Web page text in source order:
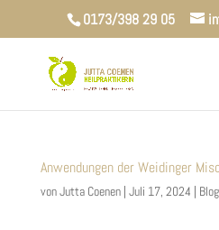
0173/398 29 05
Anwendungen der Weidinger
vonJutta Coenen| Juli 17, 2024 |